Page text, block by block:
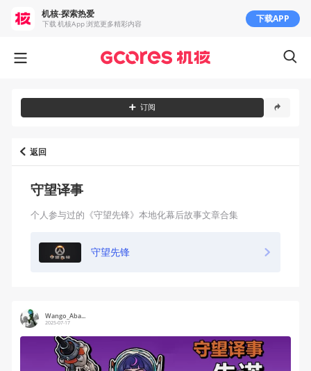
返回
守望译事
个人参与过的《守望先锋》本地化幕后故事文章合集
守望先锋
Wango_Aba...
2025-07-17
订阅
机核-探索热爱
下载 机核App 浏览更多精彩内容 下载APP